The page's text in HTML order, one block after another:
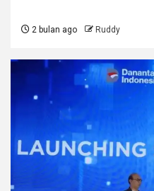
2 bulan ago Ruddy